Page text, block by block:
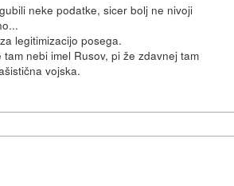
neke podatke, sicer bolj ne nivoji
legitimizacijo posega.
nebi imel Rusov, pi že zdavnej tam
vojska.